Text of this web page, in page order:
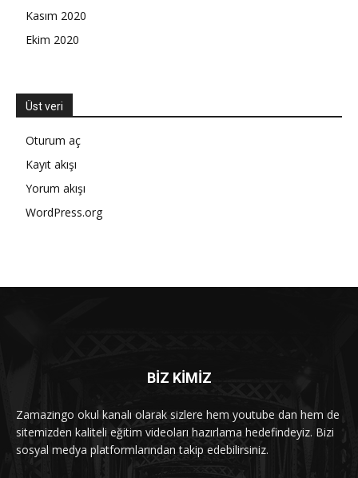
Kasım 2020
Ekim 2020
Üst veri
Oturum aç
Kayıt akışı
Yorum akışı
WordPress.org
BİZ KİMİZ
Zamazingo okul kanalı olarak sizlere hem youtube dan hem de
sitemizden kaliteli eğitim videoları hazırlama hedefindeyiz. Bizi
sosyal medya platformlarından takip edebilirsiniz.